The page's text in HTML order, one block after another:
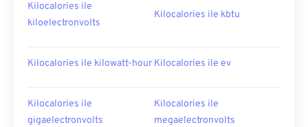
Kilocalories ile
kiloelectronvolts
Kilocalories ile kbtu
Kilocalories ile kilowatt-hour Kilocalories ile ev
Kilocalories ile
gigaelectronvolts
Kilocalories ile
megaelectronvolts